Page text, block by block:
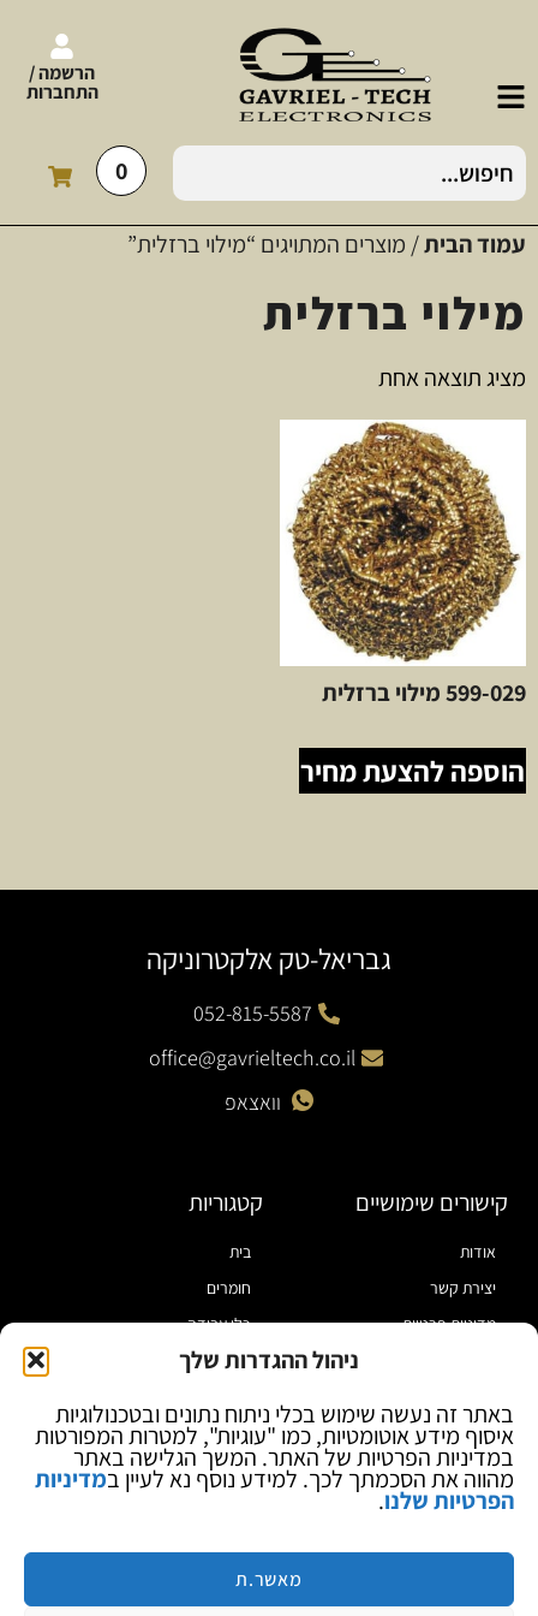
ניהול ההגדרות שלך
באתר זה נעשה שימוש בכלי ניתוח נתונים ובטכנולוגיות
איסוף מידע אוטומטיות, כמו "עוגיות", למטרות המפורטות
במדיניות הפרטיות של האתר. המשך הגלישה באתר
מהווה את הסכמתך לכך. למידע נוסף נא לעיין במדיניות
הפרטיות שלנו.
מאשר.ת
הרשמה /
התחברות
0
עמוד הבית/ מוצרים המתויגים “מילוי ברזלית”
מילוי ברזלית
מציג תוצאה אחת
599-029 מילוי ברזלית
הוספה להצעת מחיר
גבריאל-טק אלקטרוניקה
052-815-5587
office@gavrieltech.co.il
וואצאפ
קישורים שימושיים
אודות
יצירת קשר
מדיניות פרטיות
בלוג
קטגוריות
בית
חומרים
כלי עבודה
מוצרי הלחמה
ספקי כח ומודדים
ציוד אופטי להגדלה
מותגים